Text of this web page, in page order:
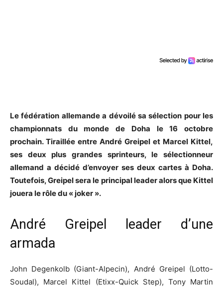
Le fédération allemande a dévoilé sa sélection pour les
championnats du monde de Doha le 16 octobre
prochain. Tiraillée entre André Greipel et Marcel Kittel,
ses deux plus grandes sprinteurs, le sélectionneur
allemand a décidé d’envoyer ses deux cartes à Doha.
Toutefois, Greipel sera le principal leader alors que Kittel
jouera le rôle du « joker ».
André Greipel leader d’une
armada
John Degenkolb (Giant-Alpecin), André Greipel (Lotto-
Soudal), Marcel Kittel (Etixx-Quick Step), Tony Martin